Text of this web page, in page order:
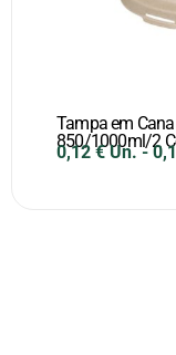
Tampa em
850/1000ml/2
0,12 € Un.-